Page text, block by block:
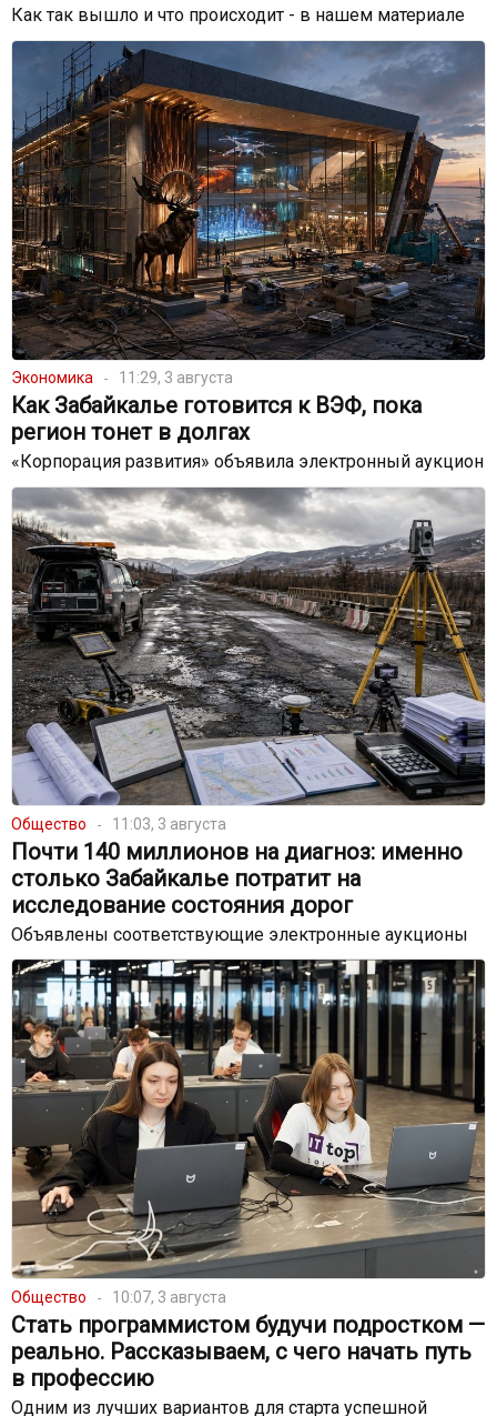
Как так вышло и что происходит - в нашем материале
Экономика 11:29, 3 августа
Как Забайкалье готовится к ВЭФ, пока
регион тонет в долгах
«Корпорация развития» объявила электронный аукцион
Общество 11:03, 3 августа
Почти 140 миллионов на диагноз: именно
столько Забайкалье потратит на
исследование состояния дорог
Объявлены соответствующие электронные аукционы
Общество 10:07, 3 августа
Стать программистом будучи подростком —
реально. Рассказываем, с чего начать путь
в профессию
Одним из лучших вариантов для старта успешной